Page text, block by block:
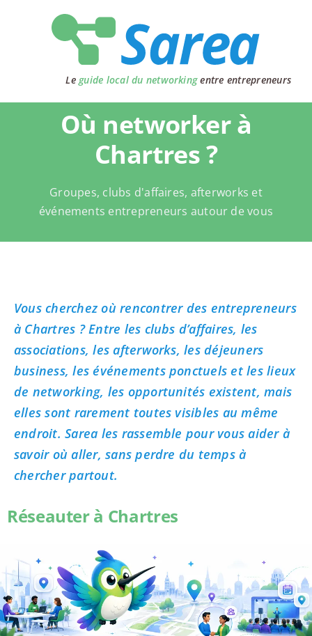
Le guide local du networkingentre entrepreneurs
Où networker à
Chartres ?
Groupes, clubs d'affaires, afterworks et
événements entrepreneurs autour de vous
Vous cherchez où rencontrer des entrepreneurs
à Chartres ? Entre les clubs d’affaires, les
associations, les afterworks, les déjeuners
business, les événements ponctuels et les lieux
de networking, les opportunités existent, mais
elles sont rarement toutes visibles au même
endroit. Sarea les rassemble pour vous aider à
savoir où aller, sans perdre du temps à
chercher partout.
Réseauter à Chartres